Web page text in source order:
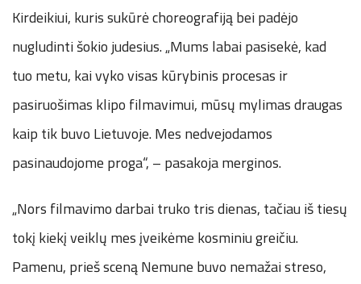
Kirdeikiui, kuris sukūrė choreografiją bei padėjo
nugludinti šokio judesius. „Mums labai pasisekė, kad
tuo metu, kai vyko visas kūrybinis procesas ir
pasiruošimas klipo filmavimui, mūsų mylimas draugas
kaip tik buvo Lietuvoje. Mes nedvejodamos
pasinaudojome proga“, – pasakoja merginos.
„Nors filmavimo darbai truko tris dienas, tačiau iš tiesų
tokį kiekį veiklų mes įveikėme kosminiu greičiu.
Pamenu, prieš sceną Nemune buvo nemažai streso,